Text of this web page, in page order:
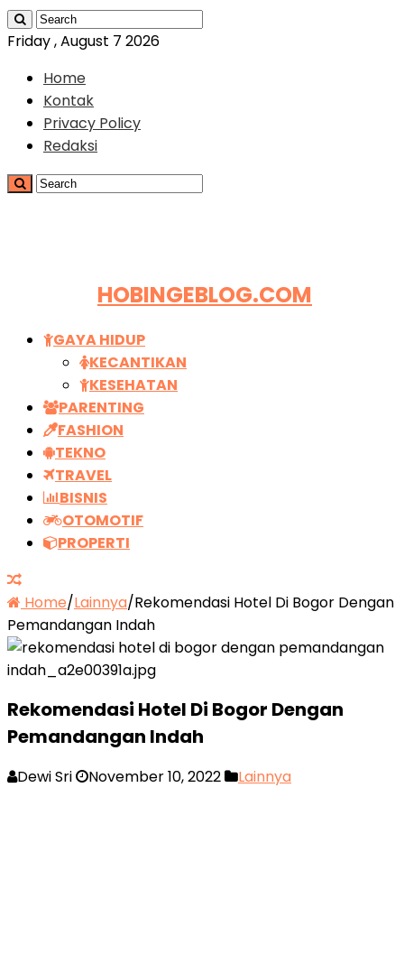
Friday , August 7 2026
Home
Kontak
Privacy Policy
Redaksi
HOBINGEBLOG.COM
GAYA HIDUP
KECANTIKAN
KESEHATAN
PARENTING
FASHION
TEKNO
TRAVEL
BISNIS
OTOMOTIF
PROPERTI
Home/Lainnya/Rekomendasi Hotel Di Bogor Dengan
Pemandangan Indah
Rekomendasi Hotel Di Bogor Dengan
Pemandangan Indah
Dewi Sri November 10, 2022 Lainnya